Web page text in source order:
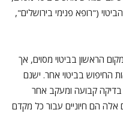
("רופא פנימי בירושלים",
הראשון בביטוי מסוים, אך
החיפוש בביטוי אחר. ישנם
קבועה ומעקב אחר
אלה הם חיוניים עבור כל מקדם